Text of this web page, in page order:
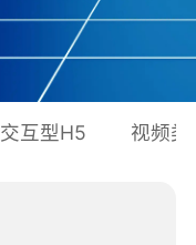
交互型H5 视频类